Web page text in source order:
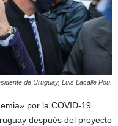
de Uruguay, Luis Lacalle Pou.
por la COVID-19
después del proyecto